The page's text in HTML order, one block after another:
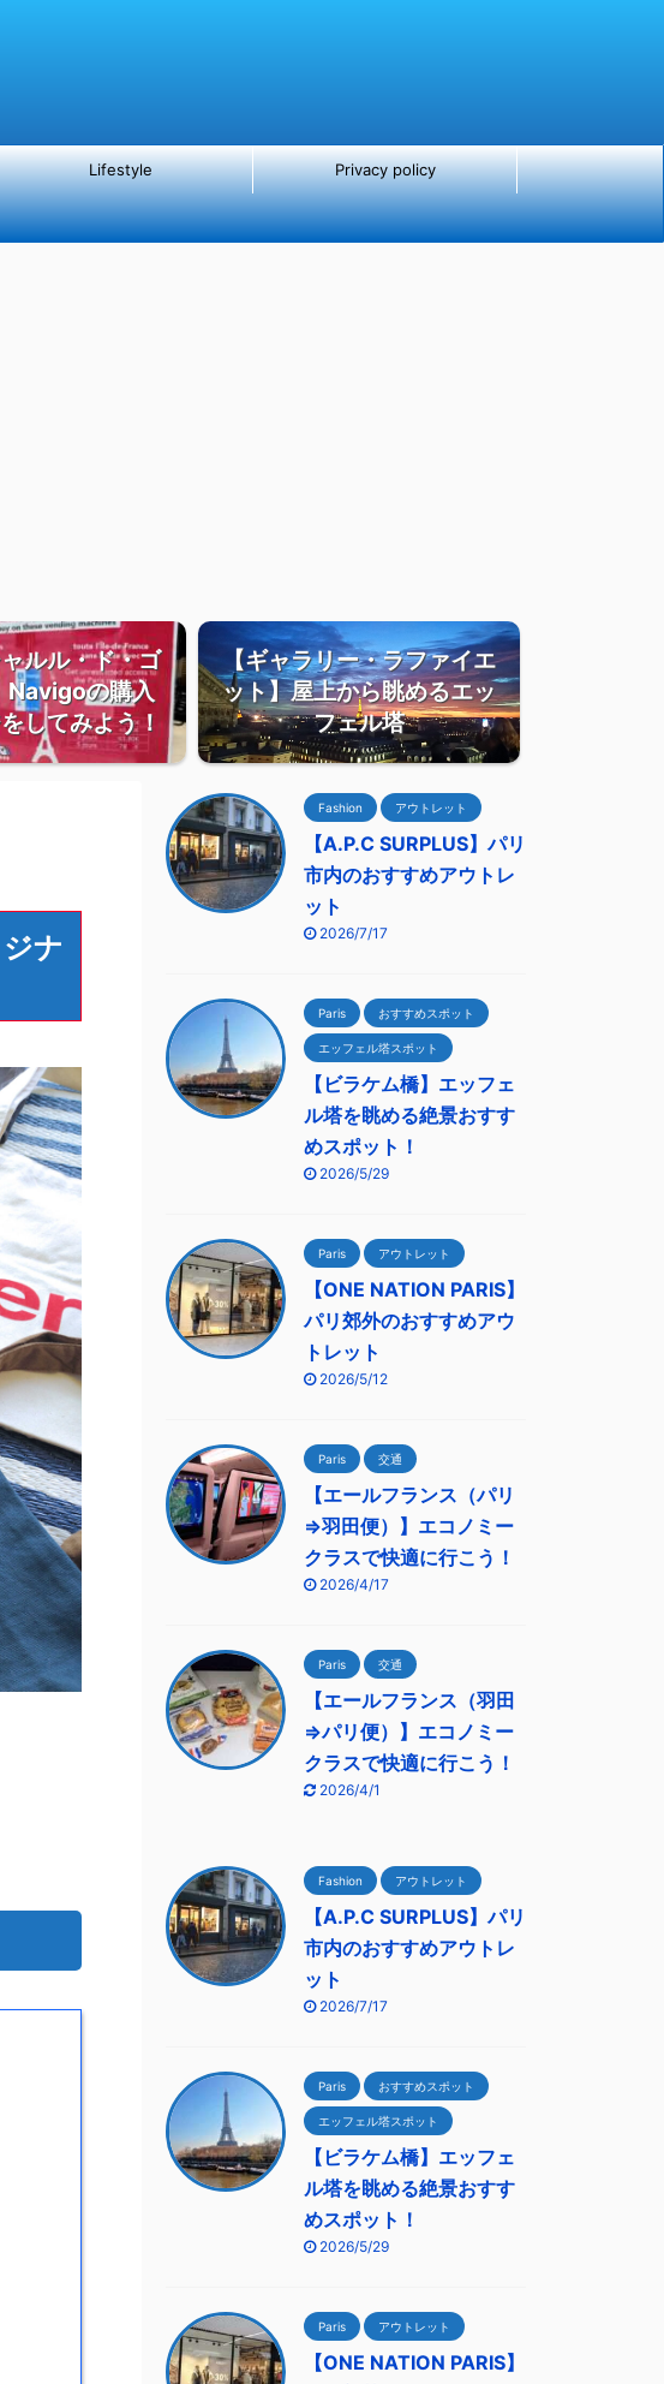
Lifestyle Privacy policy
ャルル・ド・ゴ
Navigoの購入
してみよう！
【ギャラリー・ラファイエ
ット】屋上から眺めるエッ
フェル塔
ナ
Fashion アウトレット
【A.P.C SURPLUS】パリ
市内のおすすめアウトレ
ット
2026/7/17
Paris おすすめスポット
エッフェル塔スポット
【ビラケム橋】エッフェ
ル塔を眺める絶景おすす
めスポット！
2026/5/29
Paris アウトレット
【ONE NATION PARIS】
パリ郊外のおすすめアウ
トレット
2026/5/12
Paris 交通
【エールフランス（パリ
⇒羽田便）】エコノミー
クラスで快適に行こう！
2026/4/17
Paris 交通
【エールフランス（羽田
⇒パリ便）】エコノミー
クラスで快適に行こう！
2026/4/1
Fashion アウトレット
【A.P.C SURPLUS】パリ
市内のおすすめアウトレ
ット
2026/7/17
Paris おすすめスポット
エッフェル塔スポット
【ビラケム橋】エッフェ
ル塔を眺める絶景おすす
めスポット！
2026/5/29
Paris アウトレット
【ONE NATION PARIS】